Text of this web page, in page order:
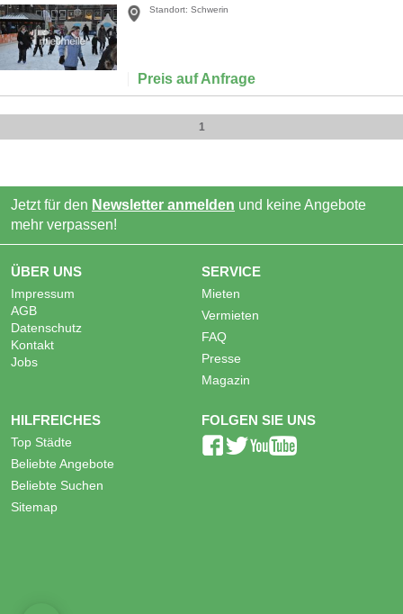
Standort: Schwerin
Preis auf Anfrage
1
Jetzt für den Newsletter anmelden und keine Angebote
mehr verpassen!
ÜBER UNS
Impressum
AGB
Datenschutz
Kontakt
Jobs
SERVICE
Mieten
Vermieten
FAQ
Presse
Magazin
HILFREICHES
Top Städte
Beliebte Angebote
Beliebte Suchen
Sitemap
FOLGEN SIE UNS